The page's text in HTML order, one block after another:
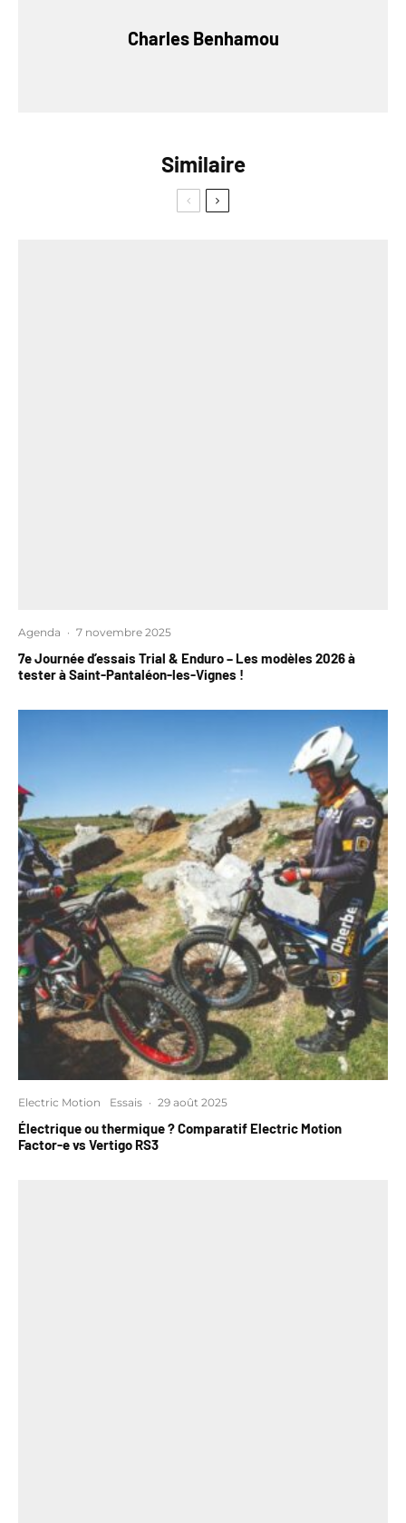
Charles Benhamou
Similaire
Agenda · 7 novembre 2025
7e Journée d’essais Trial & Enduro – Les modèles 2026 à
tester à Saint-Pantaléon-les-Vignes !
Electric Motion Essais · 29 août 2025
Électrique ou thermique ? Comparatif Electric Motion
Factor-e vs Vertigo RS3